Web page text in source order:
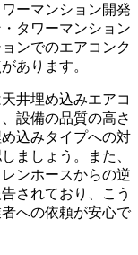
ーマンション開発
タワーマンション
ンでのエアコンク
あります。
井埋め込みエアコ
設備の品質の高さ
込みタイプへの対
ましょう。また、
ンホースからの逆
されており、こう
への依頼が安心で